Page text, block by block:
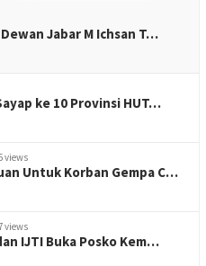
Jabar M Ichsan T…
ke 10 Provinsi HUT…
views
Untuk Korban Gempa C…
views
IJTI Buka Posko Kem…